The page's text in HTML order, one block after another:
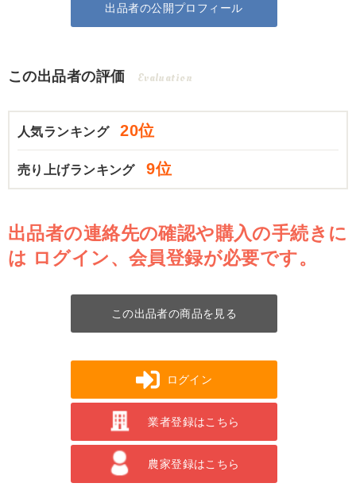
出品者の公開プロフィール
この出品者の評価 Evaluation
人気ランキング 20位
売り上げランキング 9位
出品者の連絡先の確認や購入の手続きに
は ログイン、会員登録が必要です。
この出品者の商品を見る
ログイン
業者登録はこちら
農家登録はこちら